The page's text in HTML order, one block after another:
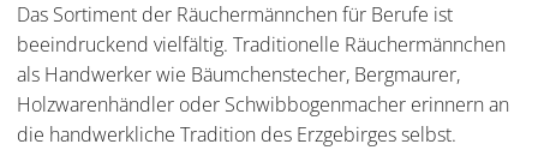
Das Sortiment der Räuchermännchen für Berufe ist
beeindruckend vielfältig. Traditionelle Räuchermännchen
als Handwerker wie Bäumchenstecher, Bergmaurer,
Holzwarenhändler oder Schwibbogenmacher erinnern an
die handwerkliche Tradition des Erzgebirges selbst.